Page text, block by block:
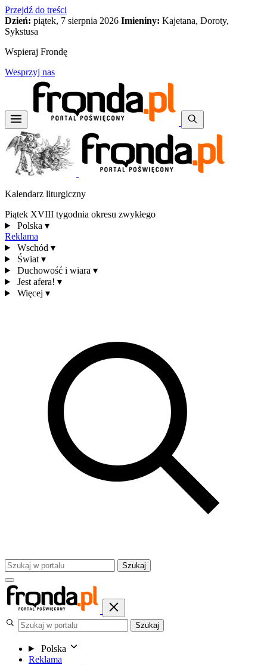
Przejdź do treści
Dzień: piątek, 7 sierpnia 2026 Imieniny: Kajetana, Doroty,
Sykstusa
Wspieraj Frondę
Wesprzyj nas
Kalendarz liturgiczny
Piątek XVIII tygodnia okresu zwykłego
Polska ▾
Reklama
Wschód ▾
Świat ▾
Duchowość i wiara ▾
Jest afera! ▾
Więcej ▾
Szukaj
Szukaj
Polska
Reklama